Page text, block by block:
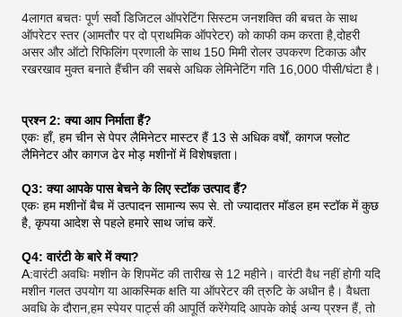
4लागत बचतः पूर्ण सर्वो डिजिटल ऑपरेटिंग सिस्टम जनशक्ति की बचत के साथ
ऑपरेटर स्तर (आमतौर पर दो प्राथमिक ऑपरेटर) को काफी कम करता है,दोहरी
असर और ऑटो रिफिलिंग प्रणाली के साथ 150 मिमी रोलर उपकरण टिकाऊ और
रखरखाव मुक्त बनाते हैंचीन की सबसे अधिक लेमिनेटिंग गति 16,000 पीसी/घंटा है।
प्रश्न 2: क्या आप निर्माता हैं?
एकः हाँ, हम चीन से पेपर लैमिनेटर मास्टर हैं 13 से अधिक वर्षों, कागज फ्लोट
लैमिनेटर और कागज ढेर मोड़ मशीनों में विशेषज्ञता।
Q3: क्या आपके पास बेचने के लिए स्टॉक उत्पाद हैं?
एकः हम मशीनों बैच में उत्पादन सामान्य रूप से. तो ज्यादातर मॉडल हम स्टॉक में कुछ
है, कृपया आदेश से पहले हमारे साथ जांच करें.
Q4: वारंटी के बारे में क्या?
A:वारंटी अवधिः मशीन के शिपमेंट की तारीख से 12 महीने। वारंटी वैध नहीं होगी यदि
मशीन गलत उपयोग या आकस्मिक क्षति या ऑपरेटर की त्रुटि के अधीन है। वैधता
अवधि के दौरान,हम स्पेयर पार्ट्स की आपूर्ति करेंगेयदि आपके कोई अन्य प्रश्न हैं, तो